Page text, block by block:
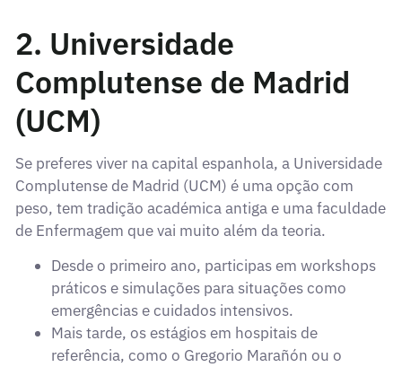
2. Universidade
Complutense de Madrid
(UCM)
Se preferes viver na capital espanhola, a Universidade
Complutense de Madrid (UCM) é uma opção com
peso, tem tradição académica antiga e uma faculdade
de Enfermagem que vai muito além da teoria.
Desde o primeiro ano, participas em workshops
práticos e simulações para situações como
emergências e cuidados intensivos.
Mais tarde, os estágios em hospitais de
referência, como o Gregorio Marañón ou o